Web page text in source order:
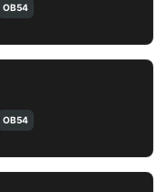
OB54
OB54